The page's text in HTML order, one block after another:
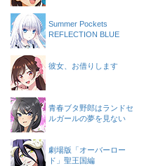
Summer Pockets
REFLECTION BLUE
彼女、お借りします
青春ブタ野郎はランドセ
ルガールの夢を見ない
劇場版「オーバーロー
ド」聖王国編